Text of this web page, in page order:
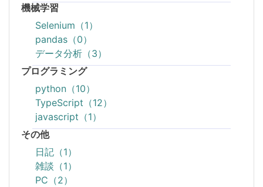
機械学習
Selenium（1）
pandas（0）
データ分析（3）
プログラミング
python（10）
TypeScript（12）
javascript（1）
その他
日記（1）
雑談（1）
PC（2）